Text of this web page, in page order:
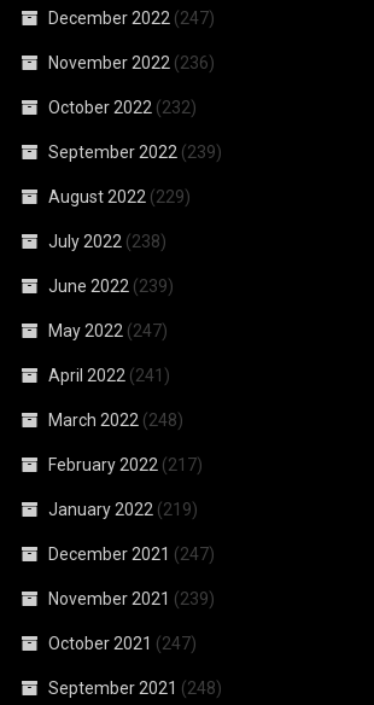
December 2022 (247)
November 2022 (236)
October 2022 (232)
September 2022 (239)
August 2022 (229)
July 2022 (238)
June 2022 (239)
May 2022 (247)
April 2022 (241)
March 2022 (248)
February 2022 (217)
January 2022 (219)
December 2021 (247)
November 2021 (239)
October 2021 (247)
September 2021 (248)